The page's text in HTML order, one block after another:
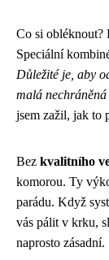
Co si obléknout?
Speciální
Důležité je, aby
malá
jsem zažil, jak to
Bez kvalitního
komorou. Ty
parádu. Když
vás pálit v krku,
naprosto zásadní.